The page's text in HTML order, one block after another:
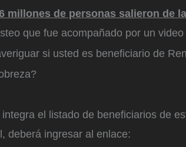
millones de personas salieron de
que fue acompañado por un video
si usted es beneficiario de
el listado de beneficiarios de
deberá ingresar al enlace: